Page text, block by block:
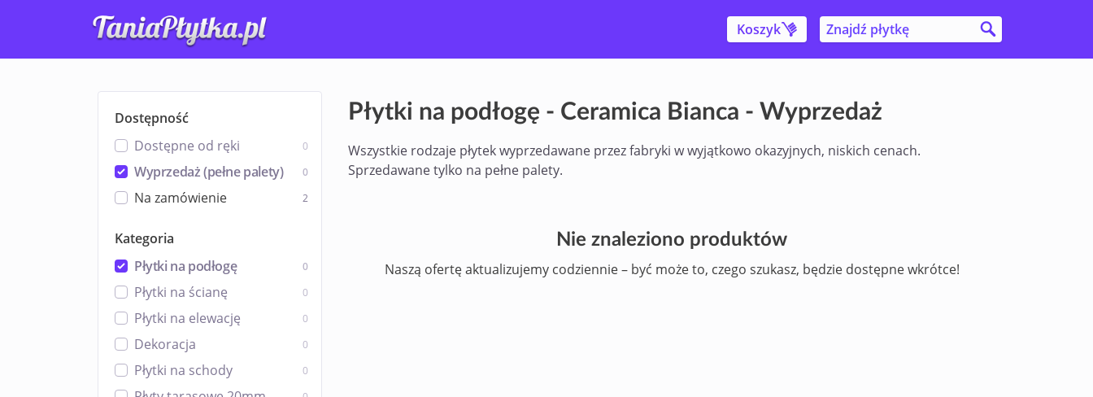
Koszyk
Dostępność
Dostępne od ręki
0
Wyprzedaż (pełne palety) 0
Na zamówienie 2
Kategoria
Płytki na podłogę
0
Płytki na ścianę 0
Płytki na elewację 0
Dekoracja 0
Płytki na schody 0
Płytki na podłogę - Ceramica Bianca - Wyprzedaż
Wszystkie rodzaje płytek wyprzedawane przez fabryki w wyjątkowo okazyjnych, niskich cenach.
Sprzedawane tylko na pełne palety.
Nie znaleziono produktów
Naszą ofertę aktualizujemy codziennie – być może to, czego szukasz, będzie dostępne wkrótce!